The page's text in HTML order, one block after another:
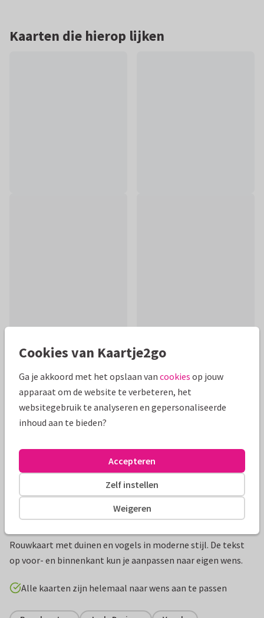
Kaarten die hierop lijken
Productinformatie
Rouwkaart met duinen en vogels in moderne stijl. De tekst
op voor- en binnenkant kun je aanpassen naar eigen wens.
Alle kaarten zijn helemaal naar wens aan te passen
Cookies van Kaartje2go
Ga je akkoord met het opslaan van cookies op jouw
apparaat om de website te verbeteren, het
websitegebruik te analyseren en gepersonaliseerde
inhoud aan te bieden?
Weigeren
Zelf instellen
Accepteren